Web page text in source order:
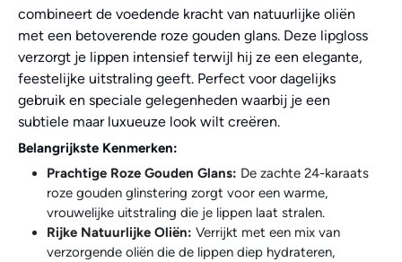
combineert de voedende kracht van natuurlijke oliën
met een betoverende roze gouden glans. Deze lipgloss
verzorgt je lippen intensief terwijl hij ze een elegante,
feestelijke uitstraling geeft. Perfect voor dagelijks
gebruik en speciale gelegenheden waarbij je een
subtiele maar luxueuze look wilt creëren.
Belangrijkste Kenmerken:
Prachtige Roze Gouden Glans: De zachte 24-karaats
roze gouden glinstering zorgt voor een warme,
vrouwelijke uitstraling die je lippen laat stralen.
Rijke Natuurlijke Oliën: Verrijkt met een mix van
verzorgende oliën die de lippen diep hydrateren,